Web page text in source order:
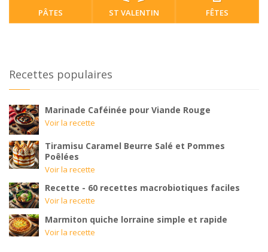
PÂTES ST VALENTIN FÊTES
Recettes populaires
Marinade Caféinée pour Viande Rouge
Voir la recette
Tiramisu Caramel Beurre Salé et Pommes
Poêlées
Voir la recette
Recette - 60 recettes macrobiotiques faciles
Voir la recette
Marmiton quiche lorraine simple et rapide
Voir la recette